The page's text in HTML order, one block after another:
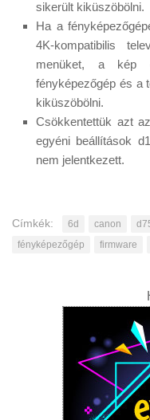
sikerült kiküszöbölni.
Ha a
4K-kompatibilis
menüket, a kép
fényképezőgép és a
kiküszöbölni.
Csökkentettük azt
egyéni beállítások
nem jelentkezett.
Címkék: 6d canon
fényképezőgép
firmware